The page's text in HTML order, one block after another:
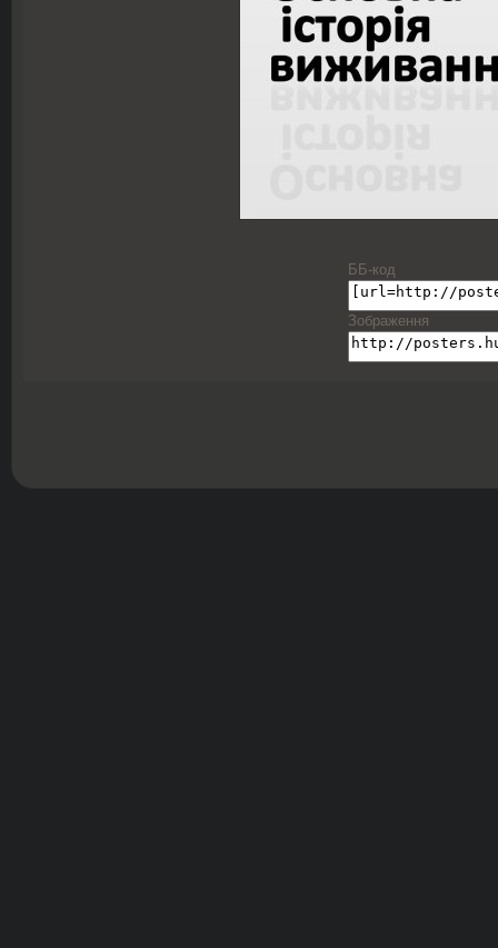
ББ-код
Зображення